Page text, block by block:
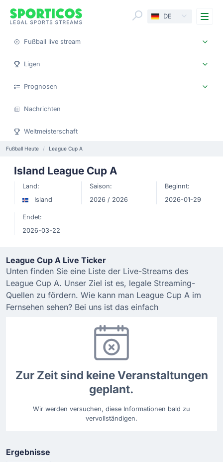
DE
Fußball live stream
Ligen
Prognosen
Nachrichten
Weltmeisterschaft
Fußball Heute League Cup A
Island League Cup A
Land:
Island
Saison:
2026 / 2026
Beginnt:
2026-01-29
Endet:
2026-03-22
League Cup A Live Ticker
Unten finden Sie eine Liste der Live-Streams des
League Cup A. Unser Ziel ist es, legale Streaming-
Quellen zu fördern. Wie kann man League Cup A im
Fernsehen sehen? Bei uns ist das einfach
Zur Zeit sind keine Veranstaltungen
geplant.
Wir werden versuchen, diese Informationen bald zu
vervollständigen.
Ergebnisse